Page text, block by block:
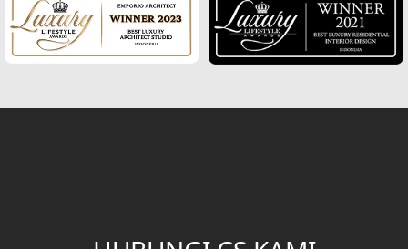
Fasad Rumah Mediteran
Desain Rumah Villa Bali
Desain Ruang Multifungsi